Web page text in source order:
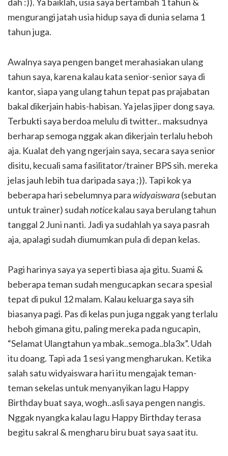
mengurangi jatah usia hidup saya di dunia selama 1
tahun juga.
Awalnya saya pengen banget merahasiakan ulang
tahun saya, karena kalau kata senior-senior saya di
kantor, siapa yang ulang tahun tepat pas prajabatan
bakal dikerjain habis-habisan. Ya jelas jiper dong saya.
Terbukti saya berdoa melulu di twitter.. maksudnya
berharap semoga nggak akan dikerjain terlalu heboh
aja. Kualat deh yang ngerjain saya, secara saya senior
disitu, kecuali sama fasilitator/trainer BPS sih. mereka
jelas jauh lebih tua daripada saya ;)). Tapi kok ya
beberapa hari sebelumnya parawidyaiswara(sebutan
untuk trainer) sudahnoticekalau saya berulang tahun
tanggal 2 Juni nanti. Jadi ya sudahlah ya saya pasrah
aja, apalagi sudah diumumkan pula di depan kelas.
Pagi harinya saya ya seperti biasa aja gitu. Suami &
beberapa teman sudah mengucapkan secara spesial
tepat di pukul 12 malam. Kalau keluarga saya sih
biasanya pagi. Pas di kelas pun juga nggak yang terlalu
heboh gimana gitu, paling mereka pada ngucapin,
“Selamat Ulangtahun ya mbak..semoga..bla3x”. Udah
itu doang. Tapi ada 1 sesi yang mengharukan. Ketika
salah satu widyaiswara hari itu mengajak teman-
teman sekelas untuk menyanyikan lagu Happy
Birthday buat saya, wogh..asli saya pengen nangis.
Nggak nyangka kalau lagu Happy Birthday terasa
begitu sakral & mengharu biru buat saya saat itu.